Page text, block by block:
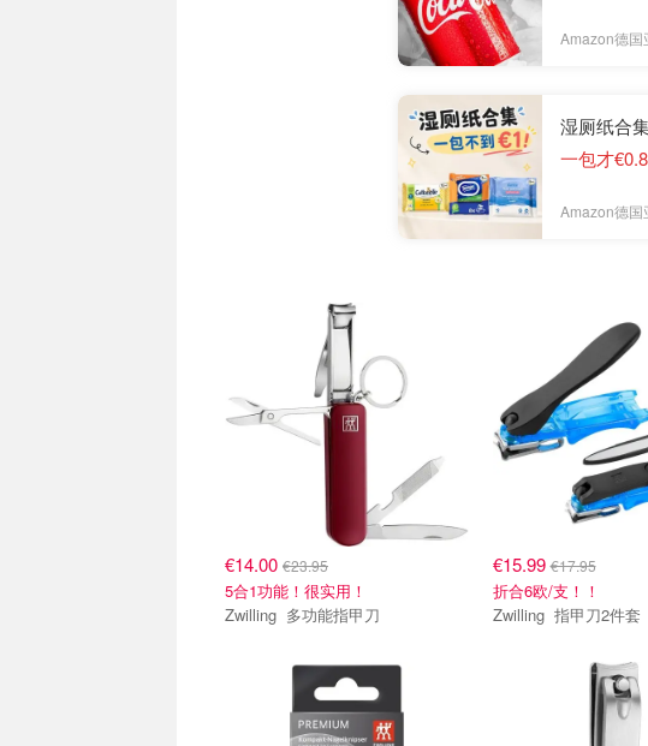
Amazon德国
湿厕纸合
一包才
Amazon德国
€14.00 €23.95
5合1功能！很实用！
Zwilling 多功能指甲刀
€15.99€17.95
折合6欧/支！！
Zwilling 指甲刀2件套